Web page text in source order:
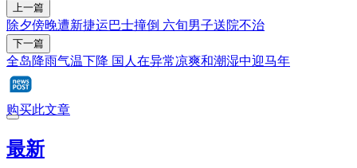
上一篇
除夕傍晚遭新捷运巴士撞倒 六旬男子送院不治
下一篇
全岛降雨气温下降 国人在异常凉爽和潮湿中迎马年
购买此文章
最新